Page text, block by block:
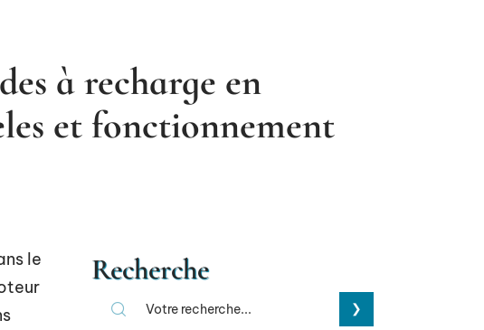
à recharge en
et fonctionnement
le
Recherche